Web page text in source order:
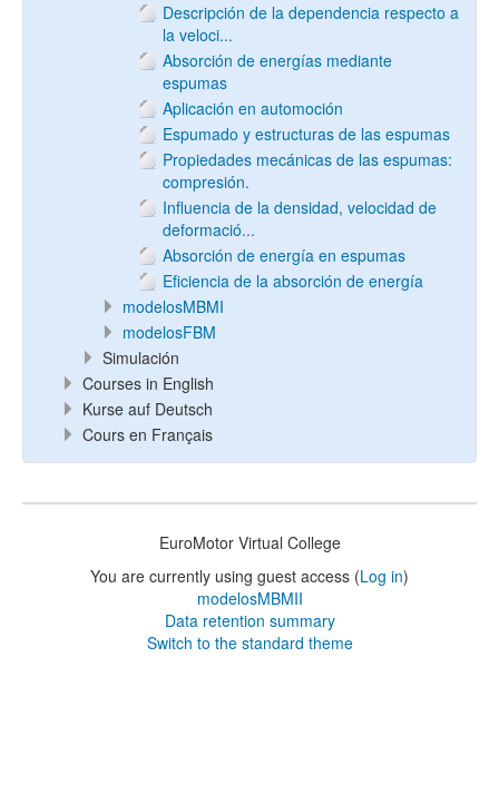
Descripción de la dependencia respecto a
la veloci...
Absorción de energías mediante
espumas
Aplicación en automoción
Espumado y estructuras de las espumas
Propiedades mecánicas de las espumas:
compresión.
Influencia de la densidad, velocidad de
deformació...
Absorción de energía en espumas
Eficiencia de la absorción de energía
modelosMBMI
modelosFBM
Simulación
Courses in English
Kurse auf Deutsch
Cours en Français
EuroMotor Virtual College
You are currently using guest access (Log in)
modelosMBMII
Data retention summary
Switch to the standard theme